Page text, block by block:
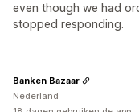
even though we had
stopped responding.
Banken Bazaar
Nederland